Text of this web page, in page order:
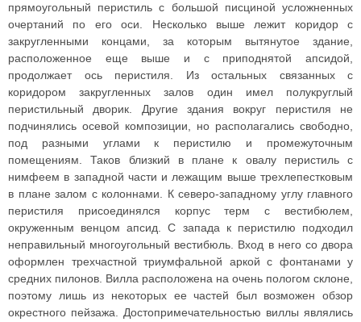
прямоугольный перистиль с большой писциной усложненных
очертаний по его оси. Несколько выше лежит коридор с
закругленными концами, за которым вытянутое здание,
расположенное еще выше и с приподнятой апсидой,
продолжает ось перистиля. Из остальных связанных с
коридором закругленных залов один имел полукруглый
перистильный дворик. Другие здания вокруг перистиля не
подчинялись осевой композиции, но располагались свободно,
под разными углами к перистилю и промежуточным
помещениям. Таков близкий в плане к овалу перистиль с
нимфеем в западной части и лежащим выше трехлепестковым
в плане залом с колоннами. К северо-западному углу главного
перистиля присоединялся корпус терм с вестибюлем,
окруженным венцом апсид. С запада к перистилю подходил
неправильный многоугольный вестибюль. Вход в него со двора
оформлен трехчастной триумфальной аркой с фонтанами у
средних пилонов. Вилла расположена на очень пологом склоне,
поэтому лишь из некоторых ее частей был возможен обзор
окрестного пейзажа. Достопримечательностью виллы являлись